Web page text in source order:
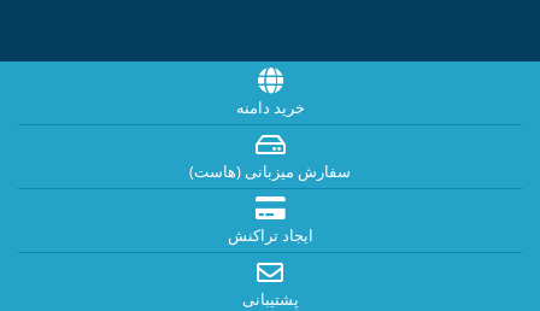
خرید دامنه
سفارش میزبانی (هاست)
ایجاد تراکنش
پشتیبانی